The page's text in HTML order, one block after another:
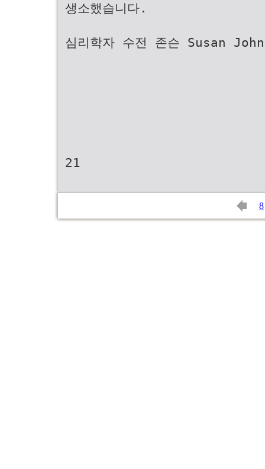
생소했습니다.
심리학자 수전 존슨 Susan
21
8